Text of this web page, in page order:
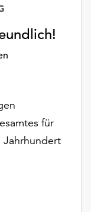
für
Jahrhundert